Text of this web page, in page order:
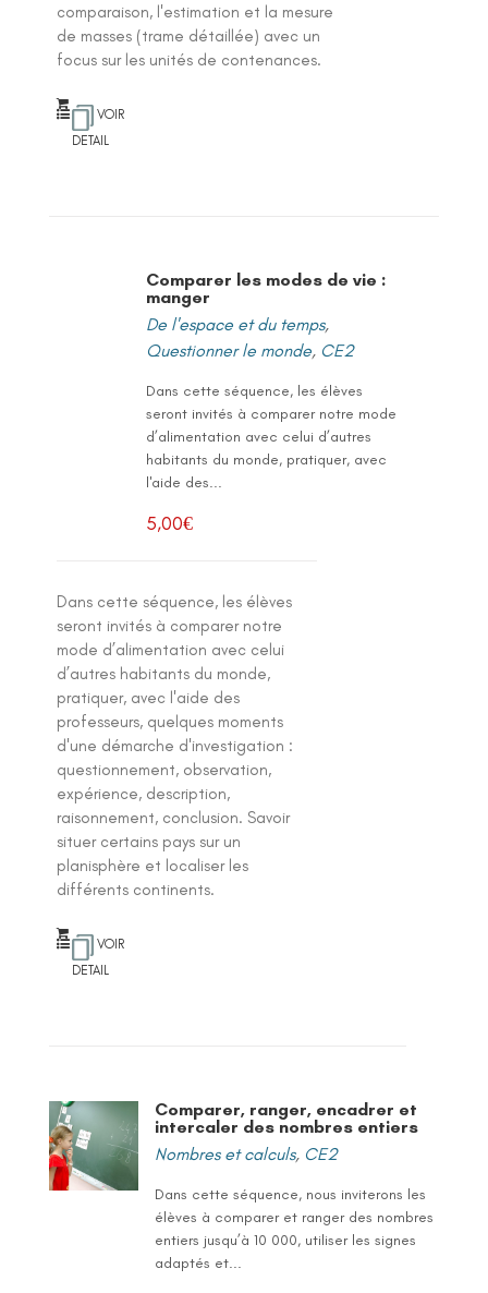
comparaison, l'estimation et la mesure
de masses (trame détaillée) avec un
focus sur les unités de contenances.
VOIR
DETAIL
Comparer les modes de vie :
manger
De l'espace et du temps,
Questionner le monde, CE2
Dans cette séquence, les élèves
seront invités à comparer notre mode
d’alimentation avec celui d’autres
habitants du monde, pratiquer, avec
l'aide des...
5,00€
Dans cette séquence, les élèves
seront invités à comparer notre
mode d’alimentation avec celui
d’autres habitants du monde,
pratiquer, avec l'aide des
professeurs, quelques moments
d'une démarche d'investigation :
questionnement, observation,
expérience, description,
raisonnement, conclusion. Savoir
situer certains pays sur un
planisphère et localiser les
différents continents.
VOIR
DETAIL
Comparer, ranger, encadrer et
intercaler des nombres entiers
Nombres et calculs, CE2
Dans cette séquence, nous inviterons les
élèves à comparer et ranger des nombres
entiers jusqu’à 10 000, utiliser les signes
adaptés et...